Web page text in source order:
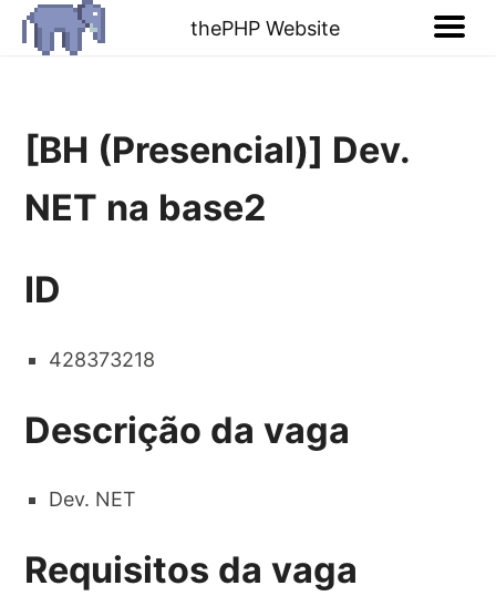
thePHP Website
[BH (Presencial)] Dev.
NET na base2
ID
428373218
Descrição da vaga
Dev. NET
Requisitos da vaga